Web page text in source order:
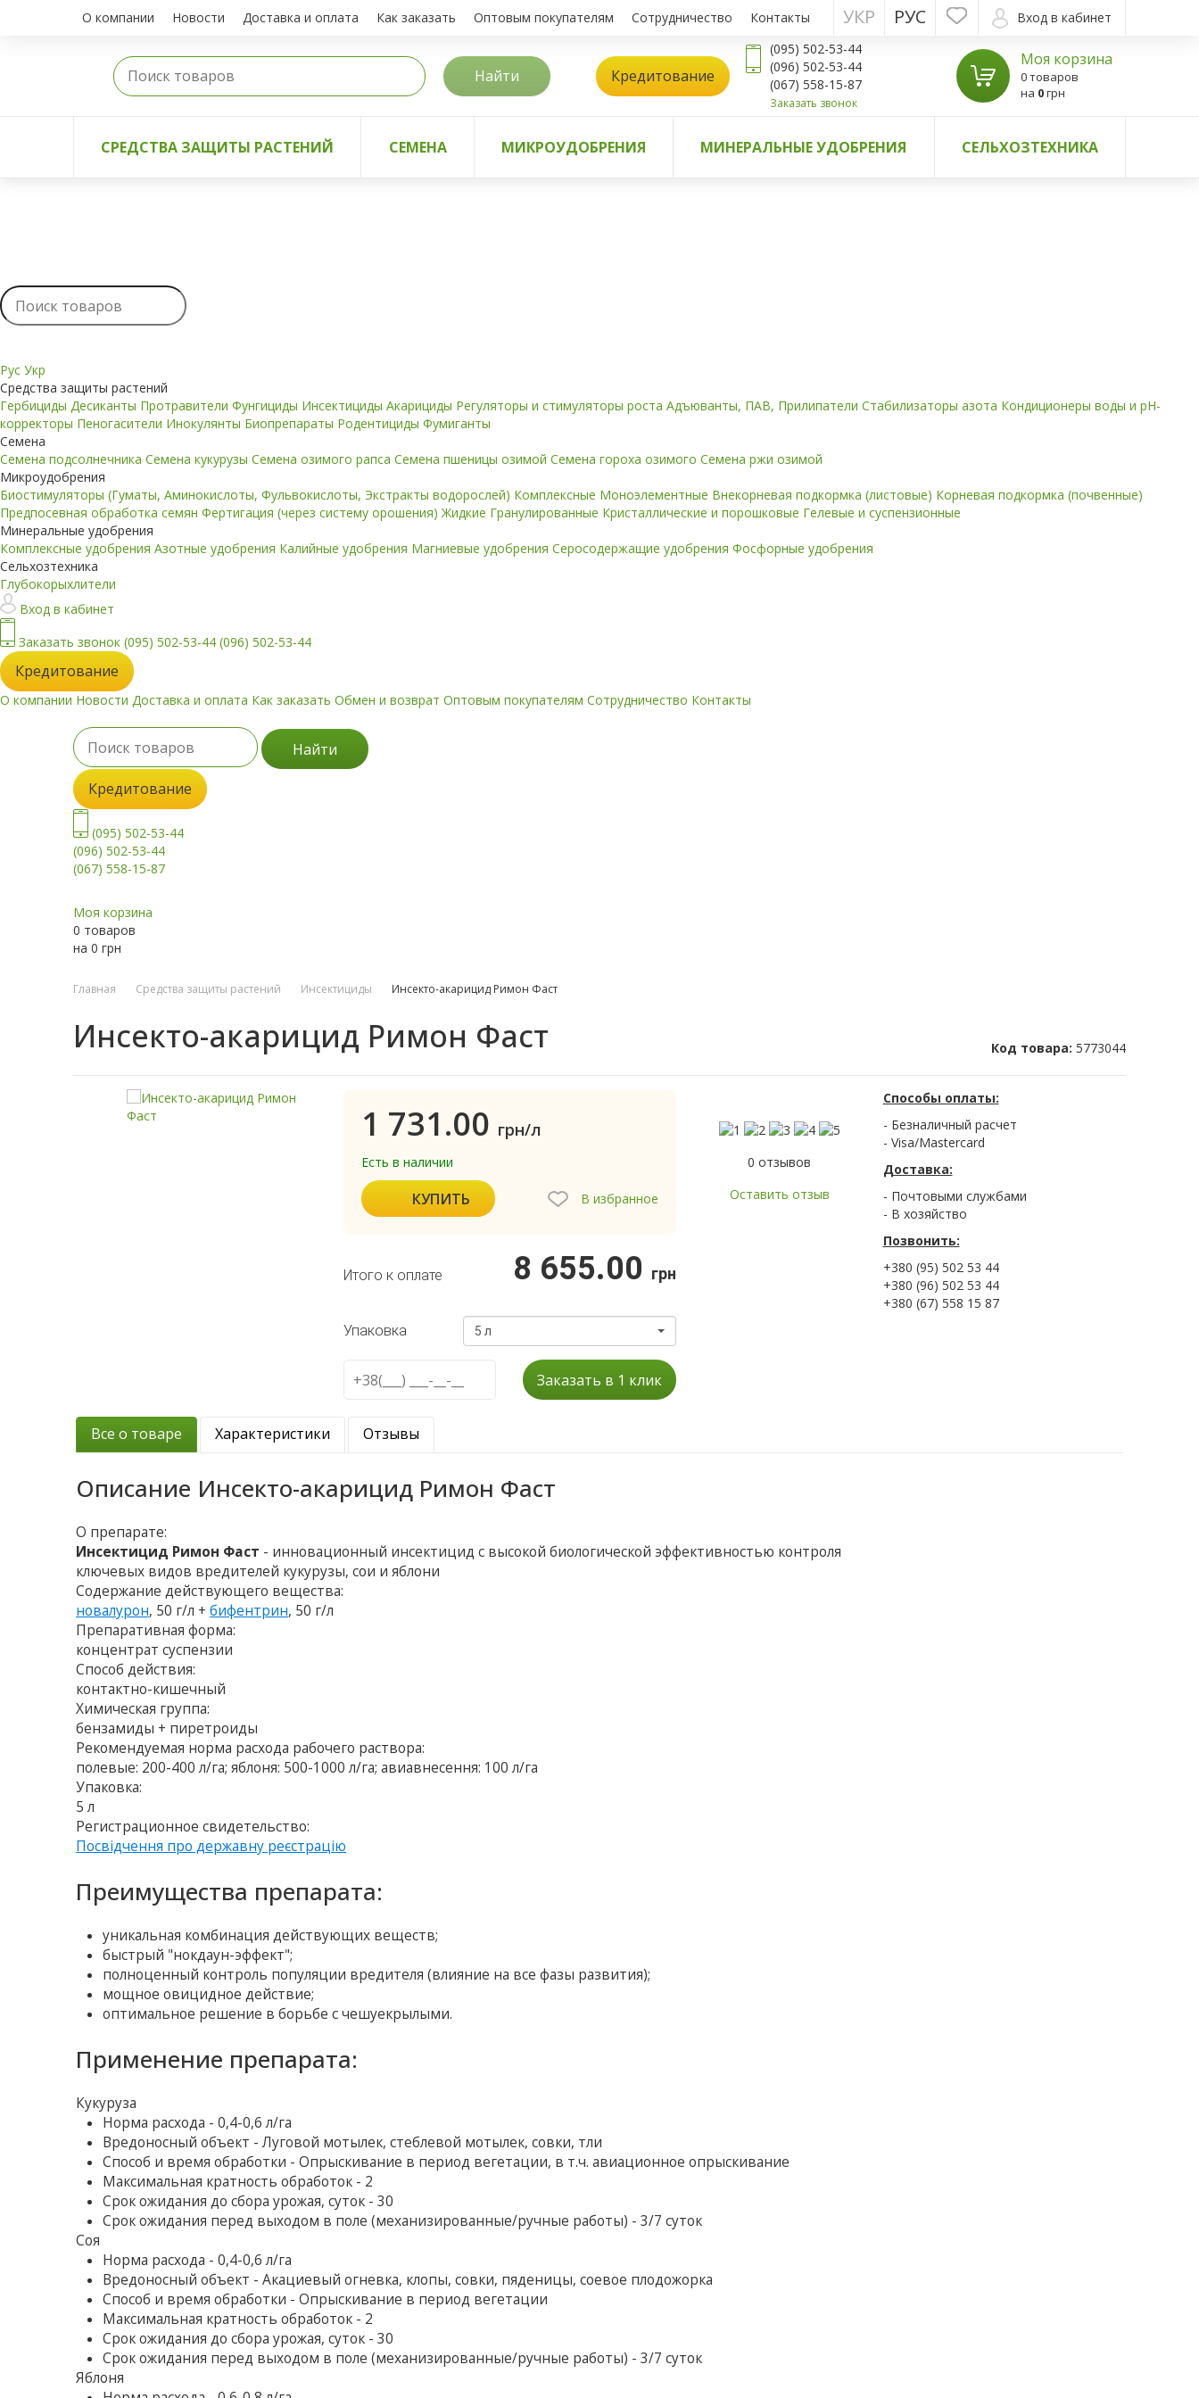
О компании Новости Доставка и оплата Как заказать Оптовым покупателям Сотрудничество Контакты Вход в кабинет
РУС
УКР
Найти Кредитование
(095) 502-53-44
(096) 502-53-44
(067) 558-15-87
Заказать звонок
Моя корзина
0 товаров
на 0грн
СРЕДСТВА ЗАЩИТЫ РАСТЕНИЙ СЕМЕНА МИКРОУДОБРЕНИЯ МИНЕРАЛЬНЫЕ УДОБРЕНИЯ СЕЛЬХОЗТЕХНИКА
Рус Укр
Средства защиты растений
Гербициды Десиканты Протравители Фунгициды Инсектициды Акарициды Регуляторы и стимуляторы роста Адъюванты, ПАВ, Прилипатели Стабилизаторы азота Кондиционеры воды и pH-
корректоры Пеногасители Инокулянты Биопрепараты Родентициды Фумиганты
Семена
Семена подсолнечника Семена кукурузы Семена озимого рапса Семена пшеницы озимой Семена гороха озимого Семена ржи озимой
Микроудобрения
Биостимуляторы (Гуматы, Аминокислоты, Фульвокислоты, Экстракты водорослей) Комплексные Моноэлементные Внекорневая подкормка (листовые) Корневая подкормка (почвенные)
Предпосевная обработка семян Фертигация (через систему орошения)Жидкие Гранулированные Кристаллические и порошковые Гелевые и суспензионные
Минеральные удобрения
Комплексные удобрения Азотные удобрения Калийные удобрения Магниевые удобрения Серосодержащие удобрения Фосфорные удобрения
Сельхозтехника
Глубокорыхлители
Вход в кабинет
Заказать звонок (095) 502-53-44 (096) 502-53-44
Кредитование
О компании Новости Доставка и оплата Как заказать Обмен и возврат Оптовым покупателям Сотрудничество Контакты
Найти
Кредитование
(095) 502-53-44
(096) 502-53-44
(067) 558-15-87
Моя корзина
0 товаров
на 0 грн
Главная Средства защиты растений Инсектициды Инсекто-акарицид Римон Фаст
Инсекто-акарицид Римон Фаст Код товара: 5773044
1 731.00 грн/л
Есть в наличии
КУПИТЬ В избранное
Итого к оплате 8 655.00 грн
Упаковка 5 л
0 отзывов
Оставить отзыв
Заказать в 1 клик
Способы оплаты:
- Безналичный расчет
- Visa/Mastercard
Доставка:
- Почтовыми службами
- В хозяйство
Позвонить:
+380 (95) 502 53 44
+380 (96) 502 53 44
+380 (67) 558 15 87
Все о товаре Характеристики Отзывы
Описание Инсекто-акарицид Римон Фаст
О препарате:
Инсектицид Римон Фаст - инновационный инсектицид с высокой биологической эффективностью контроля
ключевых видов вредителей кукурузы, сои и яблони
Содержание действующего вещества:
новалурон, 50 г/л +бифентрин, 50 г/л
Препаративная форма:
концентрат суспензии
Способ действия:
контактно-кишечный
Химическая группа:
бензамиды + пиретроиды
Рекомендуемая норма расхода рабочего раствора:
полевые: 200-400 л/га; яблоня: 500-1000 л/га; авиавнесення: 100 л/га
Упаковка:
5 л
Регистрационное свидетельство:
Посвідчення про державну реєстрацію
Преимущества препарата:
уникальная комбинация действующих веществ;
быстрый "нокдаун-эффект";
полноценный контроль популяции вредителя (влияние на все фазы развития);
мощное овицидное действие;
оптимальное решение в борьбе с чешуекрылыми.
Применение препарата:
Кукуруза
Норма расхода - 0,4-0,6 л/га
Вредоносный объект - Луговой мотылек, стеблевой мотылек, совки, тли
Способ и время обработки - Опрыскивание в период вегетации, в т.ч. авиационное опрыскивание
Максимальная кратность обработок - 2
Срок ожидания до сбора урожая, суток - 30
Срок ожидания перед выходом в поле (механизированные/ручные работы) - 3/7 суток
Соя
Норма расхода - 0,4-0,6 л/га
Вредоносный объект - Акациевый огневка, клопы, совки, пяденицы, соевое плодожорка
Способ и время обработки - Опрыскивание в период вегетации
Максимальная кратность обработок - 2
Срок ожидания до сбора урожая, суток - 30
Срок ожидания перед выходом в поле (механизированные/ручные работы) - 3/7 суток
Яблоня